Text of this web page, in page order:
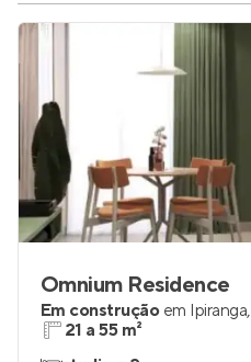
Omnium Residence
Em construção em Ipiranga,
21 a 55 m²